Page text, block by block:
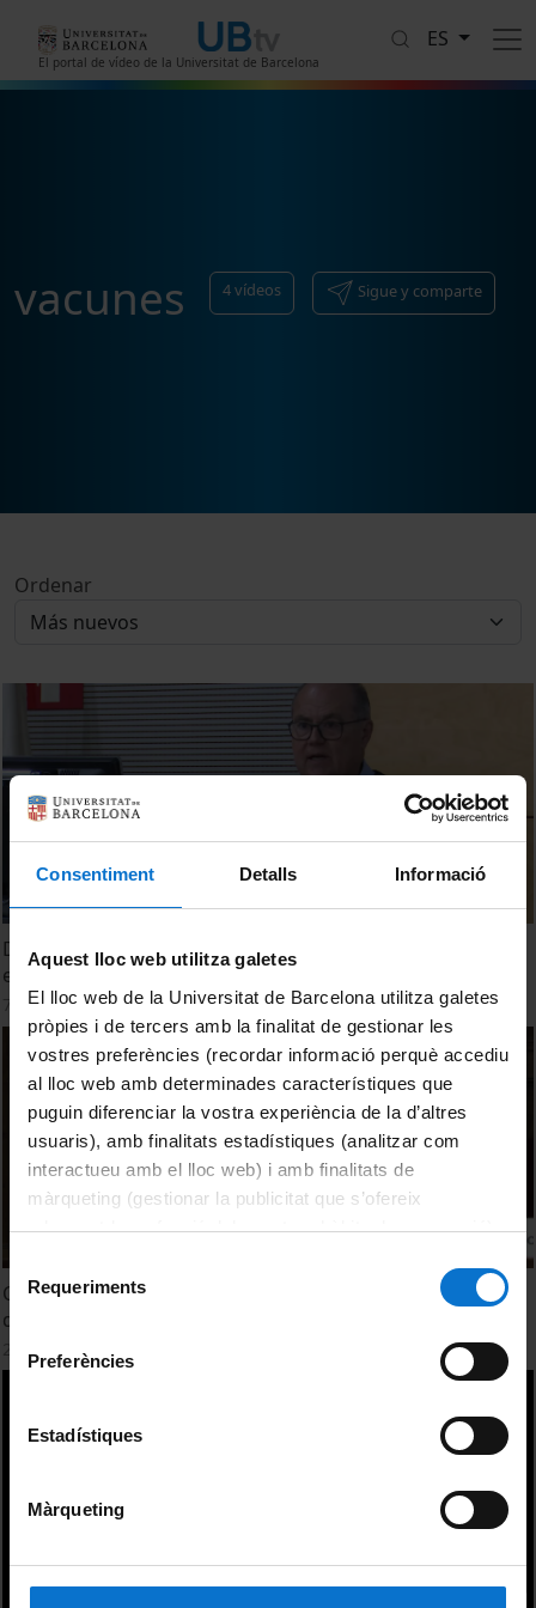
Consentiment Detalls Informació
Aquest lloc web utilitza galetes
El lloc web de la Universitat de Barcelona utilitza galetes
pròpies i de tercers amb la finalitat de gestionar les
vostres preferències (recordar informació perquè accediu
al lloc web amb determinades característiques que
puguin diferenciar la vostra experiència de la d’altres
usuaris), amb finalitats estadístiques (analitzar com
interactueu amb el lloc web) i amb finalitats de
màrqueting (gestionar la publicitat que s’ofereix
adequant-la en funció dels vostres hàbits de navegació).
consultar laPolítica de galetes del lloc web de la
de
consentiment
Requeriments
Preferències
Estadístiques
Màrqueting
El portal de vídeo de la Universitat de Barcelona
ES
vacunes 4vídeos Sigue y comparte
Ordenar
Diàlegs Alumni - Vacunes: 200 anys d'història i tres
exemples
7 Febrero, 2024
Conferència: Base conceptual de desenvolupar vacunes
de mRNA - Ateneu UB
23 Mayo, 2022